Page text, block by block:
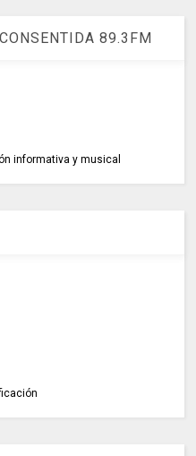
89.3FM
informativa y musical